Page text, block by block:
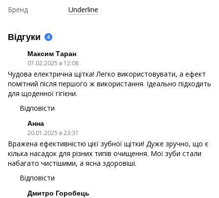
Бренд Underline
Відгуки 4
Максим Таран
07.02.2025 в 12:08
Чудова електрична щітка! Легко використовувати, а ефект
помітний після першого ж використання. Ідеально підходить
для щоденної гігієни.
Відповісти
Анна
20.01.2025 в 23:31
Вражена ефективністю цієї зубної щітки! Дуже зручно, що є
кілька насадок для різних типів очищення. Мої зуби стали
набагато чистішими, а ясна здоровіші.
Відповісти
Дмитро Горобець